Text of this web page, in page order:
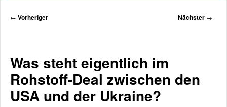
Beitragsnavigation
← Vorheriger Nächster →
Was steht eigentlich im
Rohstoff-Deal zwischen den
USA und der Ukraine?